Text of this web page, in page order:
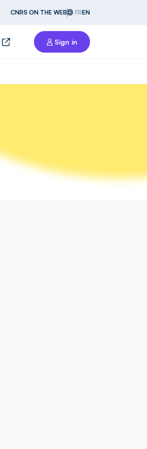
CNRS ON THE WEB FREN
Sign in